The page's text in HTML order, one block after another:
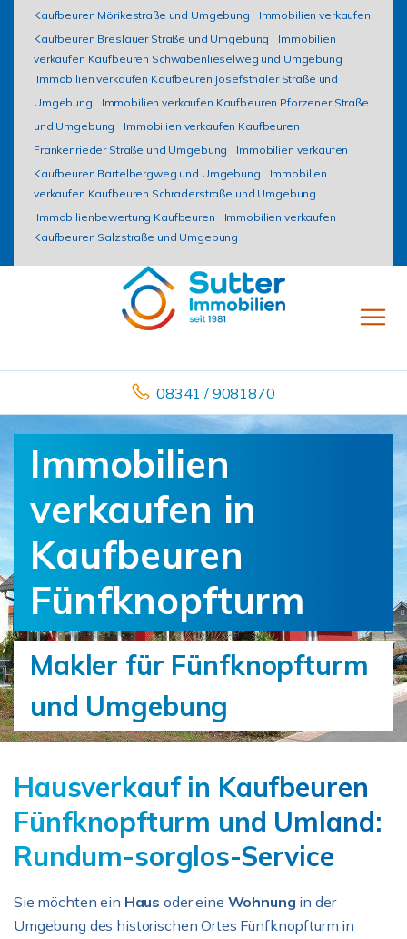
Kaufbeuren Mörikestraße und Umgebung
Immobilien verkaufen
Kaufbeuren Breslauer Straße und Umgebung
Immobilien
verkaufen Kaufbeuren Schwabenlieselweg und Umgebung
Immobilien verkaufen Kaufbeuren Josefsthaler Straße und
Umgebung
Immobilien verkaufen Kaufbeuren Pforzener Straße
und Umgebung
Immobilien verkaufen Kaufbeuren
Frankenrieder Straße und Umgebung
Immobilien verkaufen
Kaufbeuren Bartelbergweg und Umgebung
Immobilien
verkaufen Kaufbeuren Schraderstraße und Umgebung
Immobilienbewertung Kaufbeuren
Immobilien verkaufen
Kaufbeuren Salzstraße und Umgebung
08341 / 9081870
Immobilien
verkaufen in
Kaufbeuren
Fünfknopfturm
Makler für Fünfknopfturm
und Umgebung
Hausverkauf in Kaufbeuren
Fünfknopfturm und Umland:
Rundum-sorglos-Service
Sie möchten ein Haus oder eine Wohnung in der
Umgebung des historischen Ortes Fünfknopfturm in